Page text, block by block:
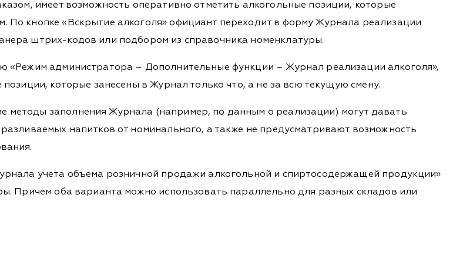
имеет возможность оперативно отметить алкогольные позиции, которые
По кнопке «Вскрытие алкоголя» официант переходит в форму Журнала реализации
штрих-кодов или подбором из справочника номенклатуры.
«Режим администратора – Дополнительные функции – Журнал реализации алкоголя»,
которые занесены в Журнал только что, а не за всю текущую смену.
методы заполнения Журнала (например, по данным о реализации) могут давать
напитков от номинального, а также не предусматривают возможность
учета объема розничной продажи алкогольной и спиртосодержащей продукции»
Причем оба варианта можно использовать параллельно для разных складов или